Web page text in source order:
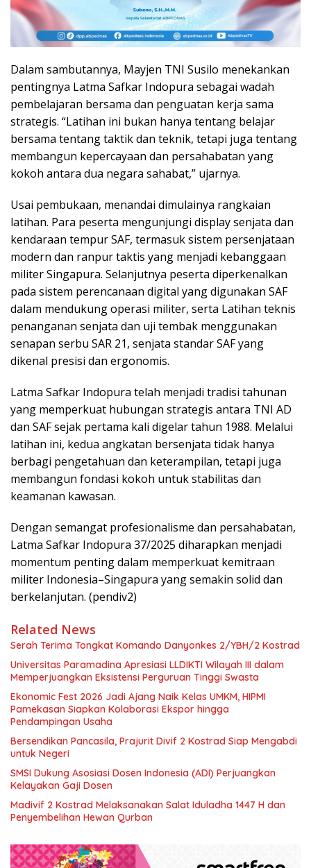
Dalam sambutannya, Mayjen TNI Susilo menekankan
pentingnya Latma Safkar Indopura sebagai wadah
pembelajaran bersama dan penguatan kerja sama
strategis. “Latihan ini bukan hanya tentang belajar
bersama tentang taktik dan teknik, tetapi juga tentang
membangun kepercayaan dan persahabatan yang
kokoh antara dua negara sahabat,” ujarnya.
Usai pembukaan, menandai dimulainya rangkaian
latihan. Para peserta mengunjungi display senjata dan
kendaraan tempur SAF, termasuk sistem persenjataan
modern dan ranpur taktis yang menjadi kebanggaan
militer Singapura. Selanjutnya peserta diperkenalkan
pada sistem perencanaan digital yang digunakan SAF
dalam mendukung operasi militer, serta Latihan teknis
penanganan senjata dan uji tembak menggunakan
senapan serbu SAR 21, senjata standar SAF yang
dikenal presisi dan ergonomis.
Latma Safkar Indopura telah menjadi tradisi tahunan
yang memperkuat hubungan strategis antara TNI AD
dan SAF sejak pertama kali digelar tahun 1988. Melalui
latihan ini, kedua angkatan bersenjata tidak hanya
berbagi pengetahuan dan keterampilan, tetapi juga
membangun fondasi kokoh untuk stabilitas dan
keamanan kawasan.
Dengan semangat profesionalisme dan persahabatan,
Latma Safkar Indopura 37/2025 diharapkan menjadi
momentum penting dalam memperkuat kemitraan
militer Indonesia–Singapura yang semakin solid dan
berkelanjutan. (pendiv2)
Related News
Serah Terima Tongkat Komando Danyonkes 2/YBH/2 Kostrad
Universitas Paramadina Apresiasi LLDIKTI Wilayah III dalam
Memperjuangkan Eksistensi Perguruan Tinggi Swasta
Ekonomic Fest 2026 Jadi Ajang Naik Kelas UMKM, HIPMI
Pamekasan Siapkan Kolaborasi Ekspor hingga
Pendampingan Usaha
Bersendikan Pancasila, Prajurit Divif 2 Kostrad Siap Mengabdi
untuk Negeri
SMSI Dukung Asosiasi Dosen Indonesia (ADI) Perjuangkan
Kelayakan Gaji Dosen
Madivif 2 Kostrad Melaksanakan Salat Iduladha 1447 H dan
Penyembelihan Hewan Qurban